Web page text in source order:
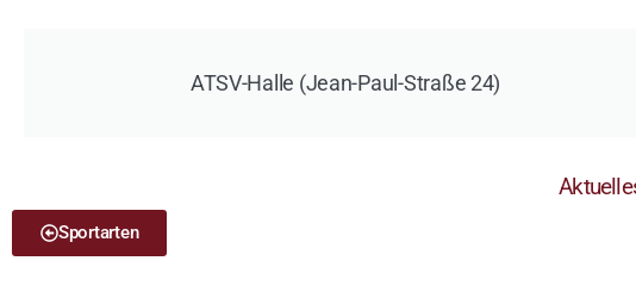
ATSV-Halle (Jean-Paul-Straße 24)
Sportarten